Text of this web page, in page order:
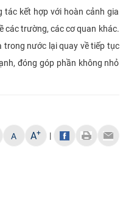
tác kết hợp với hoàn cảnh gia
các trường, các cơ quan khác.
trong nước lại quay về tiếp tục
đóng góp phần không nhỏ
A A+ |